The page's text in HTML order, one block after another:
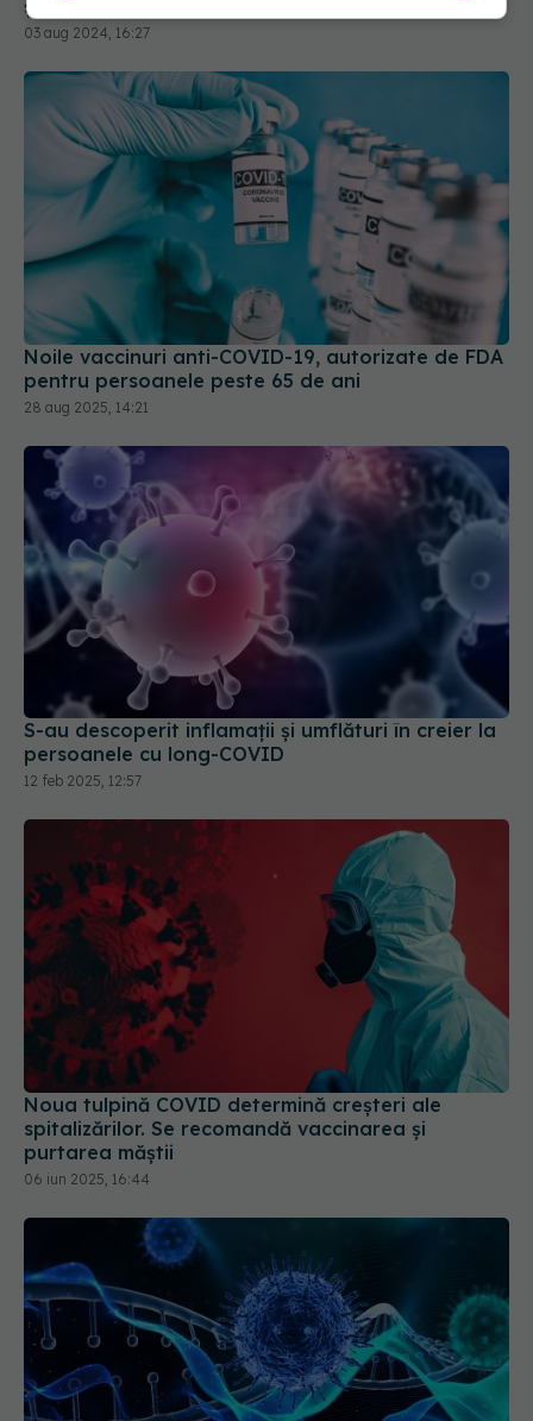
Noile vaccinuri anti-COVID-19, autorizate de FDA
pentru persoanele peste 65 de ani
28 aug 2025, 14:21
S-au descoperit inflamaţii și umflături în creier la
persoanele cu long-COVID
12 feb 2025, 12:57
Noua tulpină COVID determină creșteri ale
spitalizărilor. Se recomandă vaccinarea și
purtarea măștii
06 iun 2025, 16:44